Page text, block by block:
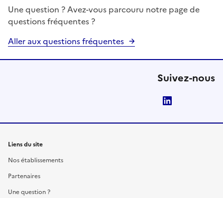
Une question ? Avez-vous parcouru notre page de
questions fréquentes ?
Aller aux questions fréquentes
Suivez-nous
Liens du site
Nos établissements
Partenaires
Une question ?